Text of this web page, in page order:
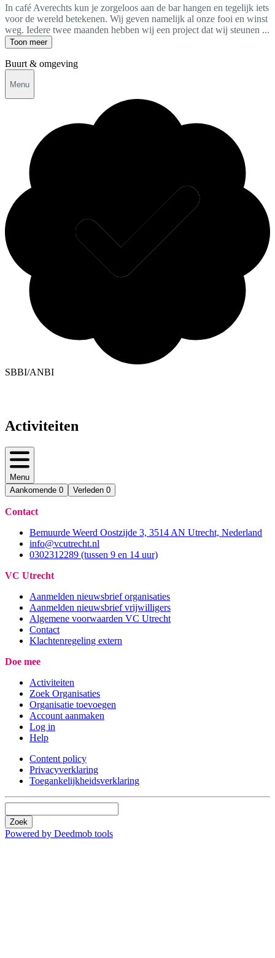
In café Averechts kun je zorgeloos aan de bar hangen en tegelijk iets
voor de wereld betekenen. Wij geven namelijk al onze fooi en winst
weg. Iedere twee maanden hebben wij een project dat wij steunen ...
Toon meer
Buurt & omgeving
Menu
SBBI/ANBI
Activiteiten
Menu
Aankomende 0 Verleden 0
Contact
Bemuurde Weerd Oostzijde 3, 3514 AN Utrecht, Nederland
info@vcutrecht.nl
0302312289 (tussen 9 en 14 uur)
VC Utrecht
Aanmelden nieuwsbrief organisaties
Aanmelden nieuwsbrief vrijwilligers
Algemene voorwaarden VC Utrecht
Contact
Klachtenregeling extern
Doe mee
Activiteiten
Zoek Organisaties
Organisatie toevoegen
Account aanmaken
Log in
Help
Content policy
Privacyverklaring
Toegankelijkheidsverklaring
Zoek
Powered by Deedmob tools